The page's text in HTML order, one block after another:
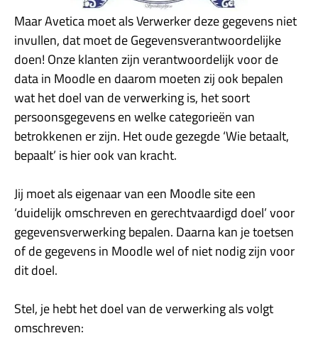
Maar Avetica moet als Verwerker deze gegevens niet
invullen, dat moet de Gegevensverantwoordelijke
doen! Onze klanten zijn verantwoordelijk voor de
data in Moodle en daarom moeten zij ook bepalen
wat het doel van de verwerking is, het soort
persoonsgegevens en welke categorieën van
betrokkenen er zijn. Het oude gezegde ‘Wie betaalt,
bepaalt’ is hier ook van kracht.
Jij moet als eigenaar van een Moodle site een
‘duidelijk omschreven en gerechtvaardigd doel’ voor
gegevensverwerking bepalen. Daarna kan je toetsen
of de gegevens in Moodle wel of niet nodig zijn voor
dit doel.
Stel, je hebt het doel van de verwerking als volgt
omschreven: